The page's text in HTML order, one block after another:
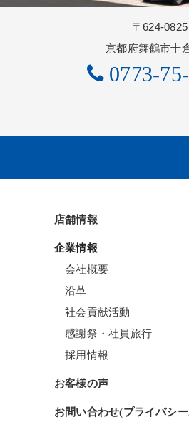
〒624-0825
京都府舞鶴市十
0773-
店舗情報
企業情報
会社概要
沿革
社会貢献活動
感謝祭・社員旅行
採用情報
お客様の声
お問い合わせ(プライバシ